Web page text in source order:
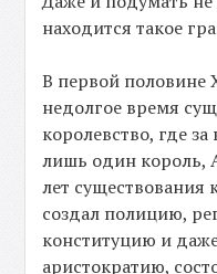
находится такое
В первой половине
недолгое время
королевство, где
лишь один король,
лет существования
создал полицию,
конституцию и
аристократию,